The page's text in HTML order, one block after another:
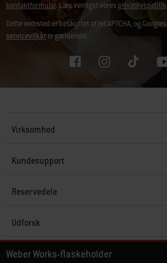
Weber Works-flaskeholder
kontaktformular. Læs venligst voresprivatlivspolitik
Dette websted er beskyttet af reCAPTCHA, og Googles
servicevilkårer gældende.
Virksomhed
Kundesupport
Reservedele
Udforsk
© Weber 2026. Alle rettigheder.